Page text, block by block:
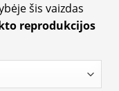
šis vaizdas
reprodukcijos